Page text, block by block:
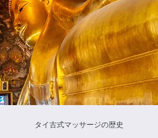
​タイ古式マッサージの歴史​